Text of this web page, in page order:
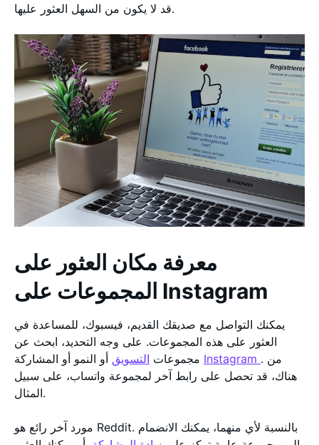
قد لا يكون من السهل العثور عليها.
معرفة مكان العثور على
المجموعات على Instagram
يمكنك التواصل مع صديقك القديم، فيسبوك، للمساعدة في
العثور على هذه المجموعات. على وجه التحديد، ابحث عن
مجموعات التسويق Instagram . من
هناك، قد تحصل على رابط آخر لمجموعة واتساب، على سبيل
المثال.
مورد آخر رائع هو Reddit. بالنسبة لأي منهما، يمكنك الانضمام